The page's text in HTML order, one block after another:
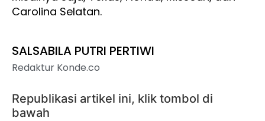
Carolina Selatan.
SALSABILA PUTRI PERTIWI
Redaktur Konde.co
Republikasi artikel ini, klik tombol di
bawah